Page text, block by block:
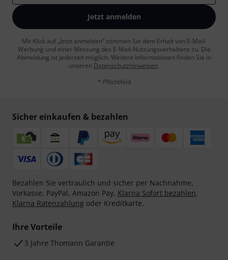
Jetzt anmelden
Mit Klick auf „Jetzt anmelden“ stimmen Sie dem Erhalt von E-Mail-
Werbung und einer Messung des E-Mail-Nutzungsverhaltens zu. Die
Abmeldung ist jederzeit möglich. Weitere Informationen finden Sie in
unseren Datenschutzhinweisen.
* Pflichtfeld
Sicher einkaufen & bezahlen
Bezahlen Sie vertraulich und sicher per Nachnahme,
Vorkasse, PayPal, Amazon Pay, Klarna Sofort bezahlen,
Klarna Ratenzahlung oder Kreditkarte.
Ihre Vorteile
3 Jahre Thomann Garantie